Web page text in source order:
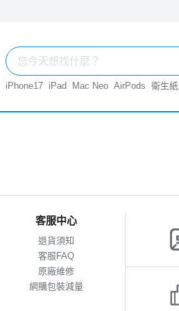
iPhone17 iPad Mac Neo AirPods 衛生紙
客服中心
退貨須知
客服FAQ
原廠維修
網購包裝減量